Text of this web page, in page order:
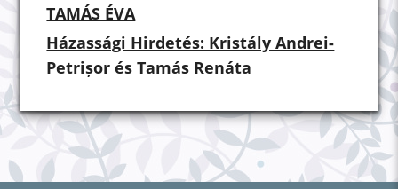
TAMÁS ÉVA
Házassági Hirdetés: Kristály Andrei-
Petrișor és Tamás Renáta